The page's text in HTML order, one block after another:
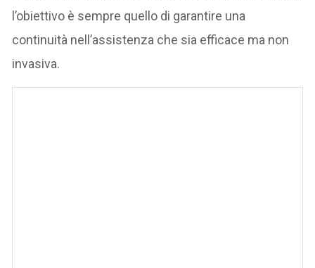
l’obiettivo è sempre quello di garantire una
continuità nell’assistenza che sia efficace ma non
invasiva.